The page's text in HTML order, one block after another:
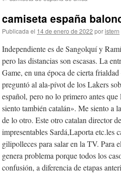
contenido
camiseta españa
Publicada el 14 de enero de 2022 poristern
Independiente es de Sangolquí y
pero las distancias son escasas. La
Game, en una época de cierta
preguntó al ala-pívot de los Lakers
español, pero no lo primero antes
siento también catalán». Me siento a
de lo otro. Este otro catalan director
impresentables Sardá,Laporta etc.les
gilipolleces para salar en la TV. Para
genera problema porque todos los
confusión, a diferencia de etapas